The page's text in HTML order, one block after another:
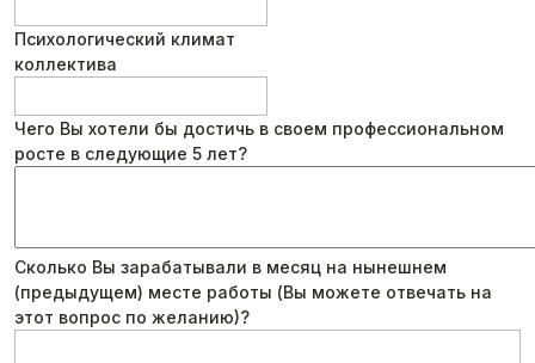
Психологический климат
коллектива
Чего Вы хотели бы достичь в своем профессиональном
росте в следующие 5 лет?
Сколько Вы зарабатывали в месяц на нынешнем
(предыдущем) месте работы (Вы можете отвечать на
этот вопрос по желанию)?